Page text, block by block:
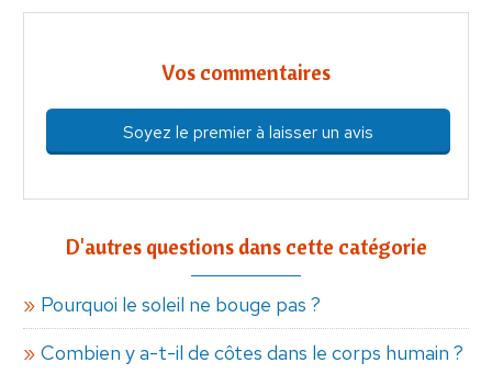
Vos commentaires
Soyez le premier à laisser un avis
D'autres questions dans cette catégorie
Pourquoi le soleil ne bouge pas ?
Combien y a-t-il de côtes dans le corps humain ?